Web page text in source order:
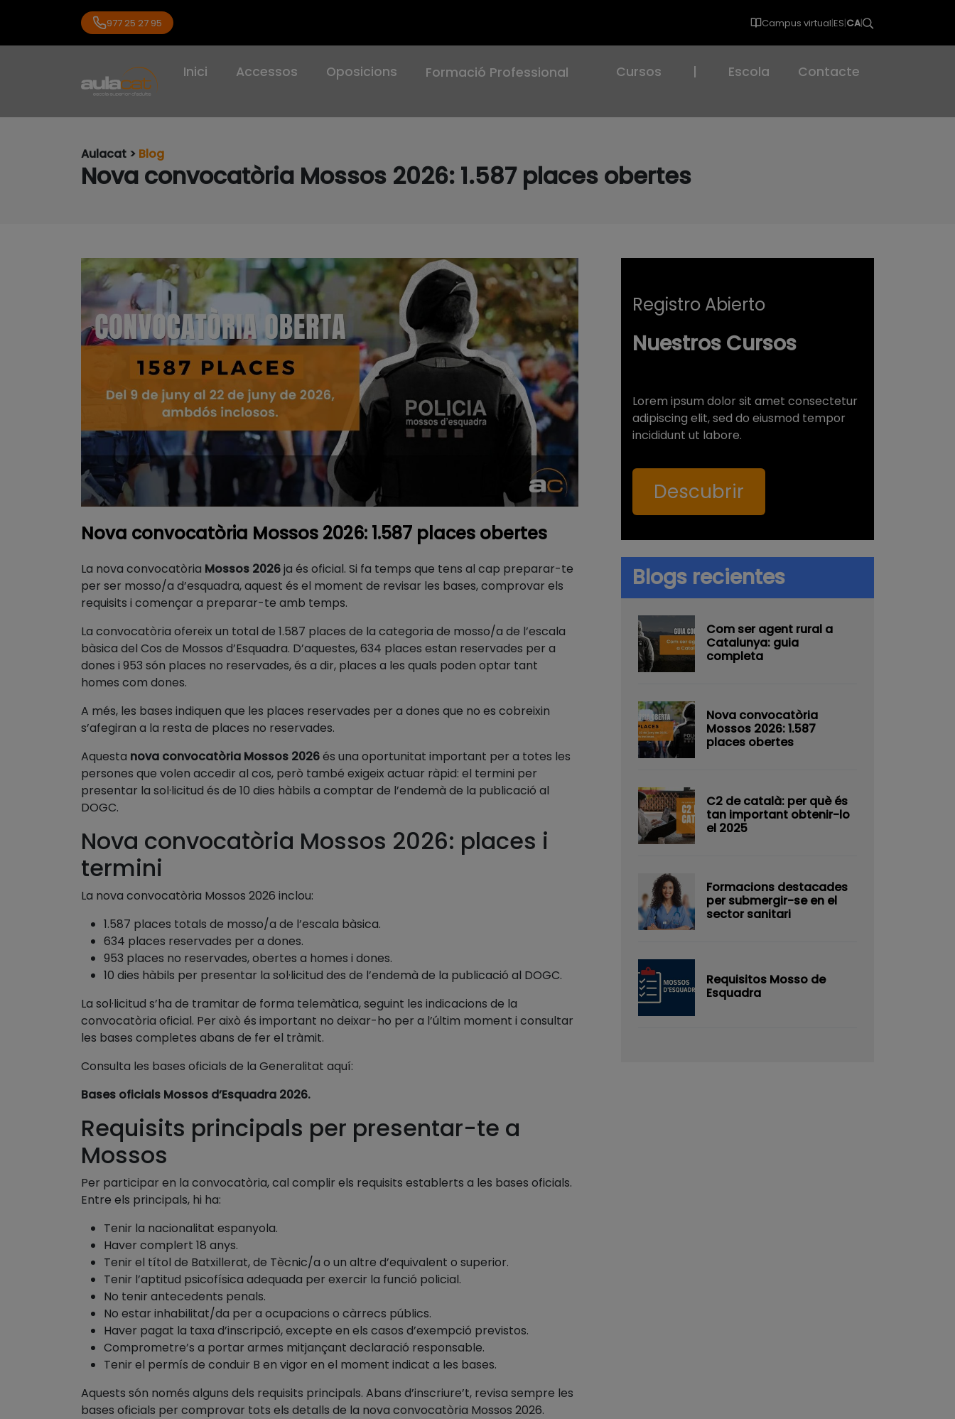
977 25 27 95 Campus virtual|ES|CA|
Inici Accessos Oposicions Formació Professional Cursos | Escola Contacte
Aulacat > Blog
Nova convocatòria Mossos 2026: 1.587 places obertes
Nova convocatòria Mossos 2026: 1.587 places obertes
La nova convocatòria Mossos 2026ja és oficial. Si fa temps que tens al cap preparar-te
per ser mosso/a d’esquadra, aquest és el moment de revisar les bases, comprovar els
requisits i començar a preparar-te amb temps.
La convocatòria ofereix un total de 1.587 places de la categoria de mosso/a de l’escala
bàsica del Cos de Mossos d’Esquadra. D’aquestes, 634 places estan reservades per a
dones i 953 són places no reservades, és a dir, places a les quals poden optar tant
homes com dones.
A més, les bases indiquen que les places reservades per a dones que no es cobreixin
s’afegiran a la resta de places no reservades.
Aquesta nova convocatòria Mossos 2026és una oportunitat important per a totes les
persones que volen accedir al cos, però també exigeix actuar ràpid: el termini per
presentar la sol·licitud és de 10 dies hàbils a comptar de l’endemà de la publicació al
DOGC.
Nova convocatòria Mossos 2026: places i
termini
La nova convocatòria Mossos 2026 inclou:
1.587 places totals de mosso/a de l’escala bàsica.
634 places reservades per a dones.
953 places no reservades, obertes a homes i dones.
10 dies hàbils per presentar la sol·licitud des de l’endemà de la publicació al DOGC.
La sol·licitud s’ha de tramitar de forma telemàtica, seguint les indicacions de la
convocatòria oficial. Per això és important no deixar-ho per a l’últim moment i consultar
les bases completes abans de fer el tràmit.
Consulta les bases oficials de la Generalitat aquí:
Bases oficials Mossos d’Esquadra 2026.
Requisits principals per presentar-te a
Mossos
Per participar en la convocatòria, cal complir els requisits establerts a les bases oficials.
Entre els principals, hi ha:
Tenir la nacionalitat espanyola.
Haver complert 18 anys.
Tenir el títol de Batxillerat, de Tècnic/a o un altre d’equivalent o superior.
Tenir l’aptitud psicofísica adequada per exercir la funció policial.
No tenir antecedents penals.
No estar inhabilitat/da per a ocupacions o càrrecs públics.
Haver pagat la taxa d’inscripció, excepte en els casos d’exempció previstos.
Comprometre’s a portar armes mitjançant declaració responsable.
Tenir el permís de conduir B en vigor en el moment indicat a les bases.
Aquests són només alguns dels requisits principals. Abans d’inscriure’t, revisa sempre les
bases oficials per comprovar tots els detalls de la nova convocatòria Mossos 2026.
Registro Abierto
Nuestros Cursos
Lorem ipsum dolor sit amet consectetur
adipiscing elit, sed do eiusmod tempor
incididunt ut labore.
Descubrir
Blogs recientes
Com ser agent rural a
Catalunya: guia
completa
Nova convocatòria
Mossos 2026: 1.587
places obertes
C2 de català: per què és
tan important obtenir-lo
el 2025
Formacions destacades
per submergir-se en el
sector sanitari
Requisitos Mosso de
Esquadra